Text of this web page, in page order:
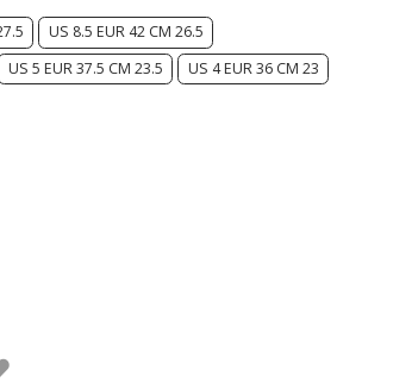
US 8.5 EUR 42 CM 26.5
US 5 EUR 37.5 CM 23.5 US 4 EUR 36 CM 23